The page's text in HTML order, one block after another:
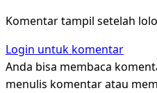
Komentar tampil setelah
Login untuk komentar
Anda bisa membaca
menulis komentar atau